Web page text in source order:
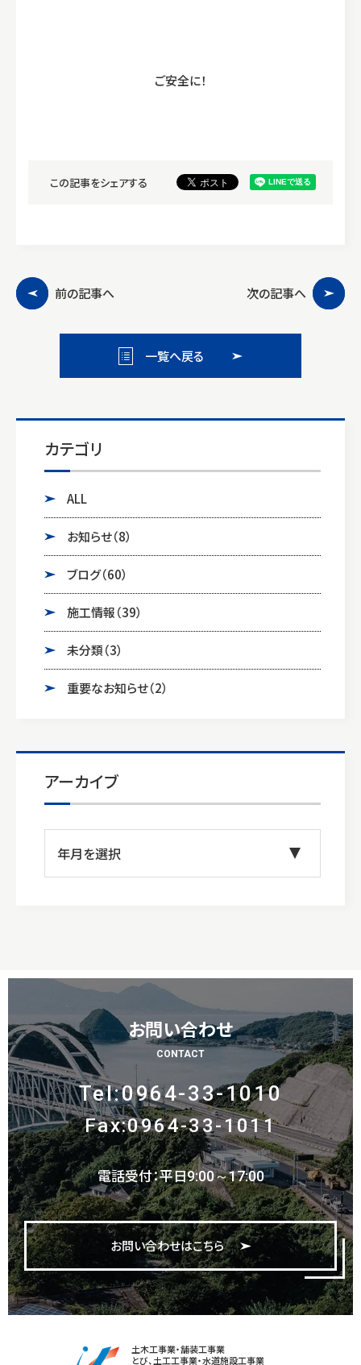
ご安全に！
この記事をシェアする
前の記事へ 次の記事へ
一覧へ戻る
カテゴリ
ALL
お知らせ（8）
ブログ（60）
施工情報（39）
未分類（3）
重要なお知らせ（2）
アーカイブ
お問い合わせ
CONTACT
Tel:0964-33-1010
Fax:0964-33-1011
電話受付：平日9:00～17:00
お問い合わせはこちら
土木工事業・舗装工事業
とび、土工工事業・水道施設工事業